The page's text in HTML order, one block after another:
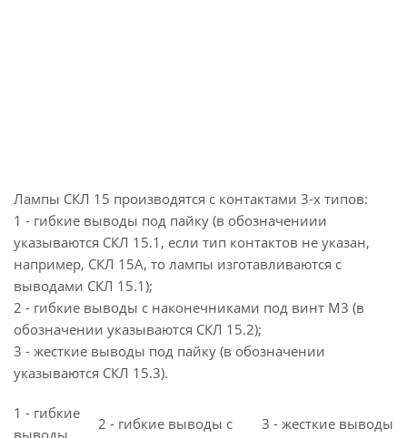
Лампы СКЛ 15 производятся с контактами 3-х типов:
1 - гибкие выводы под пайку (в обозначениии
указываются СКЛ 15.1, если тип контактов не указан,
например, СКЛ 15А, то лампы изготавливаются с
выводами СКЛ 15.1);
2 - гибкие выводы с наконечниками под винт М3 (в
обозначении указываются СКЛ 15.2);
3 - жесткие выводы под пайку (в обозначении
указываются СКЛ 15.3).
1 - гибкие
выводы
2 - гибкие выводы с
3 - жесткие выводы